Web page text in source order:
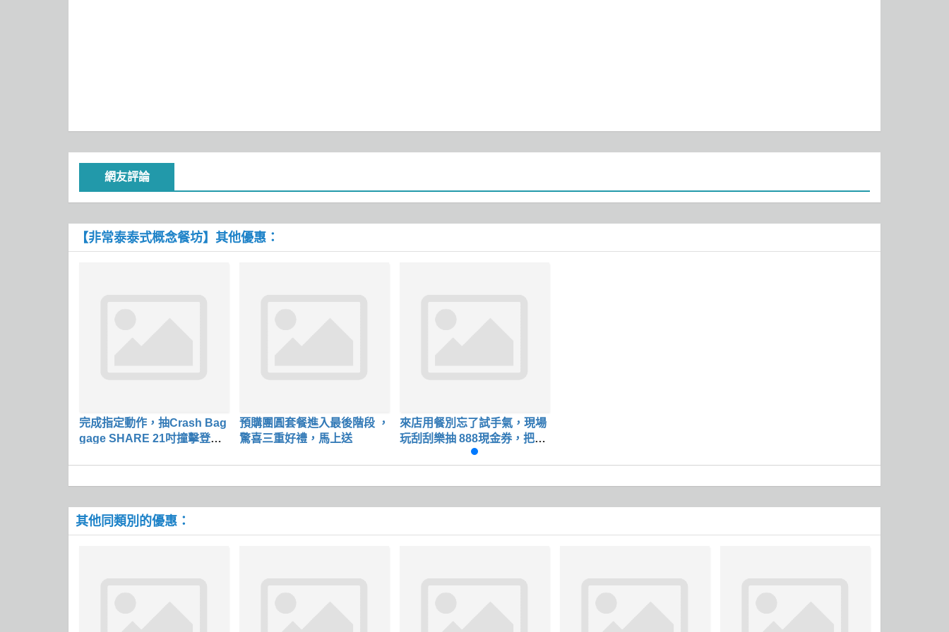
網友評論
【非常泰泰式概念餐坊】其他優惠：
完成指定動作，抽Crash Bag
gage SHARE 21吋撞擊登機
預購團圓套餐進入最後階段 ，
驚喜三重好禮，馬上送
來店用餐別忘了試手氣，現場
玩刮刮樂抽 888現金券，把福
其他同類別的優惠：